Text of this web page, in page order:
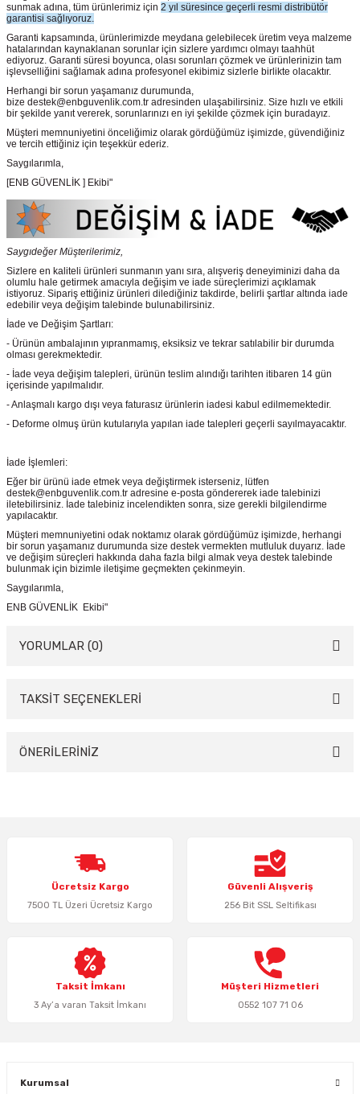
sunmak adına, tüm ürünlerimiz için 2 yıl süresince geçerli resmi distribütör
garantisi sağlıyoruz.
Garanti kapsamında, ürünlerimizde meydana gelebilecek üretim veya malzeme
hatalarından kaynaklanan sorunlar için sizlere yardımcı olmayı taahhüt
ediyoruz. Garanti süresi boyunca, olası sorunları çözmek ve ürünlerinizin tam
işlevselliğini sağlamak adına profesyonel ekibimiz sizlerle birlikte olacaktır.
Herhangi bir sorun yaşamanız durumunda,
bize destek@enbguvenlik.com.tr adresinden ulaşabilirsiniz. Size hızlı ve etkili
bir şekilde yanıt vererek, sorunlarınızı en iyi şekilde çözmek için buradayız.
Müşteri memnuniyetini önceliğimiz olarak gördüğümüz işimizde, güvendiğiniz
ve tercih ettiğiniz için teşekkür ederiz.
Saygılarımla,
[ENB GÜVENLİK ] Ekibi"
Saygıdeğer Müşterilerimiz,
Sizlere en kaliteli ürünleri sunmanın yanı sıra, alışveriş deneyiminizi daha da
olumlu hale getirmek amacıyla değişim ve iade süreçlerimizi açıklamak
istiyoruz. Sipariş ettiğiniz ürünleri dilediğiniz takdirde, belirli şartlar altında iade
edebilir veya değişim talebinde bulunabilirsiniz.
İade ve Değişim Şartları:
- Ürünün ambalajının yıpranmamış, eksiksiz ve tekrar satılabilir bir durumda
olması gerekmektedir.
- İade veya değişim talepleri, ürünün teslim alındığı tarihten itibaren 14 gün
içerisinde yapılmalıdır.
- Anlaşmalı kargo dışı veya faturasız ürünlerin iadesi kabul edilmemektedir.
- Deforme olmuş ürün kutularıyla yapılan iade talepleri geçerli sayılmayacaktır.
İade İşlemleri:
Eğer bir ürünü iade etmek veya değiştirmek isterseniz, lütfen
destek@enbguvenlik.com.tr adresine e-posta göndererek iade talebinizi
iletebilirsiniz. İade talebiniz incelendikten sonra, size gerekli bilgilendirme
yapılacaktır.
Müşteri memnuniyetini odak noktamız olarak gördüğümüz işimizde, herhangi
bir sorun yaşamanız durumunda size destek vermekten mutluluk duyarız. İade
ve değişim süreçleri hakkında daha fazla bilgi almak veya destek talebinde
bulunmak için bizimle iletişime geçmekten çekinmeyin.
Saygılarımla,
ENB GÜVENLİK Ekibi"
YORUMLAR (0)
Bu ürüne ilk yorumu siz yapın!
TAKSİT SEÇENEKLERİ
ÖNERİLERİNİZ
Ürün resmi kalitesiz, bozuk veya görüntülenemiyor.
Ürün açıklamasında eksik bilgiler bulunuyor.
Ürün bilgilerinde hatalar bulunuyor.
Bu ürüne benzer farklı alternatifler olmalı.
Ücretsiz Kargo
7500 TL Üzeri Ücretsiz Kargo
Güvenli Alışveriş
256 Bit SSL Seltifikası
Taksit İmkanı
3 Ay’a varan Taksit İmkanı
Müşteri Hizmetleri
0552 107 71 06
Kurumsal